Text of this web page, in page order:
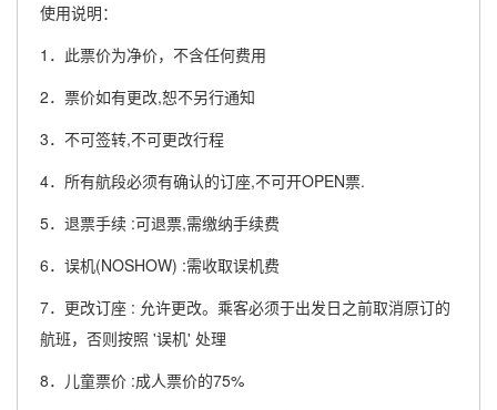
使用说明：
1．此票价为净价，不含任何费用
2．票价如有更改,恕不另行通知
3．不可签转,不可更改行程
4．所有航段必须有确认的订座,不可开OPEN票.
5．退票手续 :可退票,需缴纳手续费
6．误机(NOSHOW) :需收取误机费
7．更改订座 : 允许更改。乘客必须于出发日之前取消原订的
航班，否则按照 '误机' 处理
8．儿童票价 :成人票价的75%